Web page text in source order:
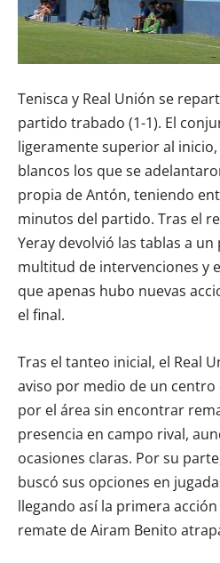
Tenisca y Real Unión se
partido trabado (1-1). El
ligeramente superior al
blancos los que se
propia de Antón, teniendo
minutos del partido. Tras el
Yeray devolvió las tablas a
multitud de intervenciones y
que apenas hubo nuevas
el final.
Tras el tanteo inicial, el Real
aviso por medio de un centro
por el área sin encontrar
presencia en campo rival,
ocasiones claras. Por su
buscó sus opciones en
llegando así la primera
remate de Airam Benito